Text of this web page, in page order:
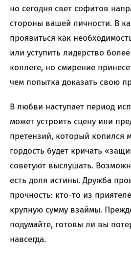
но сегодня свет софитов
стороны вашей личности. В
проявиться как
или уступить лидерство
коллеге, но смирение
чем попытка доказать свою
В любви наступает период
может устроить сцену или
претензий, который копился
гордость будет кричать
советуют выслушать.
есть доля истины. Дружба
прочность: кто-то из
крупную сумму взаймы.
подумайте, готовы ли вы
навсегда.